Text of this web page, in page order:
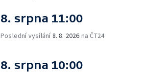
8. srpna 11:00
Poslední vysílání8. 8. 2026 na ČT24
8. srpna 10:00